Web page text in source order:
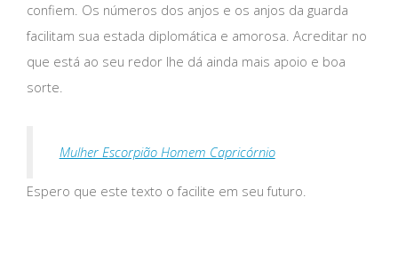
confiem. Os números dos anjos e os anjos da guarda
facilitam sua estada diplomática e amorosa. Acreditar no
que está ao seu redor lhe dá ainda mais apoio e boa
sorte.
Mulher Escorpião Homem Capricórnio
Espero que este texto o facilite em seu futuro.